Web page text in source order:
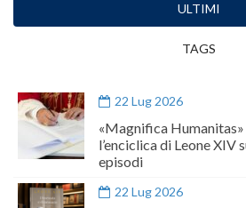
ULTIMI
TAGS
22 Lug 2026
«Magnifica
l’enciclica di Leone XIV
episodi
22 Lug 2026